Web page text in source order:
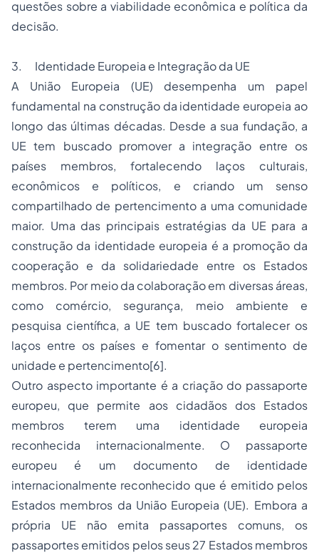
questões sobre a viabilidade econômica e política da
decisão.
3. Identidade Europeia e Integração da UE
A União Europeia (UE) desempenha um papel
fundamental na construção da identidade europeia ao
longo das últimas décadas. Desde a sua fundação, a
UE tem buscado promover a integração entre os
países membros, fortalecendo laços culturais,
econômicos e políticos, e criando um senso
compartilhado de pertencimento a uma comunidade
maior. Uma das principais estratégias da UE para a
construção da identidade europeia é a promoção da
cooperação e da solidariedade entre os Estados
membros. Por meio da colaboração em diversas áreas,
como comércio, segurança, meio ambiente e
pesquisa científica, a UE tem buscado fortalecer os
laços entre os países e fomentar o sentimento de
unidade e pertencimento[6].
Outro aspecto importante é a criação do passaporte
europeu, que permite aos cidadãos dos Estados
membros terem uma identidade europeia
reconhecida internacionalmente. O passaporte
europeu é um documento de identidade
internacionalmente reconhecido que é emitido pelos
Estados membros da União Europeia (UE). Embora a
própria UE não emita passaportes comuns, os
passaportes emitidos pelos seus 27 Estados membros